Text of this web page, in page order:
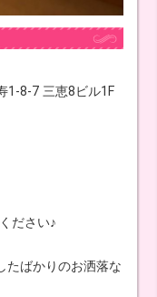
1-8-7 三恵8ビル1F
ださい♪
たばかりのお洒落な